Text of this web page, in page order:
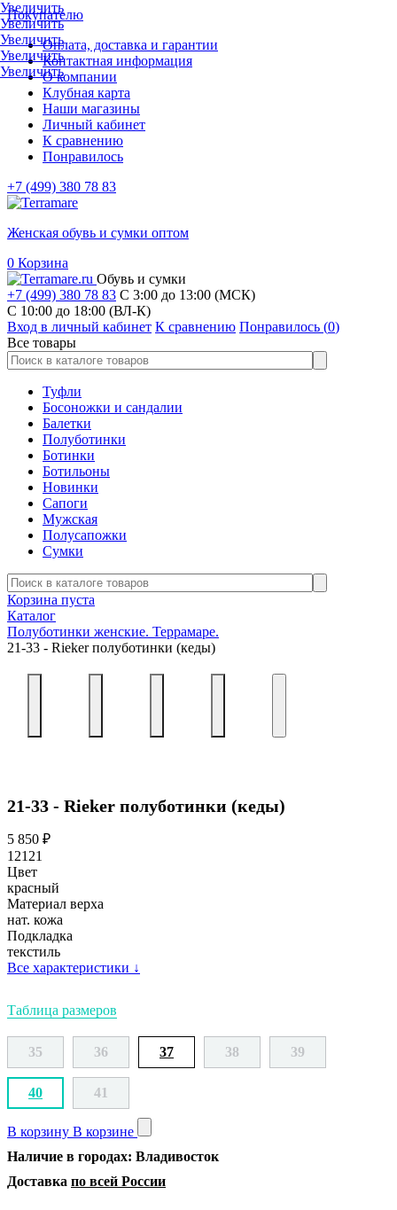
Покупателю
Оплата, доставка и гарантии
Контактная информация
О компании
Клубная карта
Наши магазины
Личный кабинет
К сравнению
Понравилось
+7 (499) 380 78 83
Женская обувь и сумки оптом
0 Корзина
Обувь и сумки
+7 (499) 380 78 83 С 3:00 до 13:00 (МСК)
C 10:00 до 18:00 (ВЛ-К)
Вход в личный кабинет К сравнению Понравилось (0)
Все товары
Туфли
Босоножки и сандалии
Балетки
Полуботинки
Ботинки
Ботильоны
Новинки
Сапоги
Мужская
Полусапожки
Сумки
Корзина пуста
Каталог
Полуботинки женские. Террамаре.
21-33 - Rieker полуботинки (кеды)
Увеличить
Увеличить
Увеличить
Увеличить
Увеличить
21-33 - Rieker полуботинки (кеды)
5 850 ₽
12121
Цвет
красный
Материал верха
нат. кожа
Подкладка
текстиль
Все характеристики ↓
Таблица размеров
35 36 37 38 39
40 41
В корзину В корзине
Наличие в городах: Владивосток
Доставка по всей России